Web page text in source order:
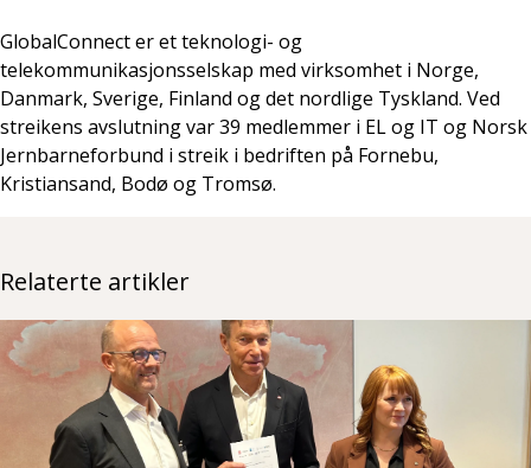
GlobalConnect er et teknologi- og
telekommunikasjonsselskap med virksomhet i Norge,
Danmark, Sverige, Finland og det nordlige Tyskland. Ved
streikens avslutning var 39 medlemmer i EL og IT og Norsk
Jernbarneforbund i streik i bedriften på Fornebu,
Kristiansand, Bodø og Tromsø.
Relaterte artikler